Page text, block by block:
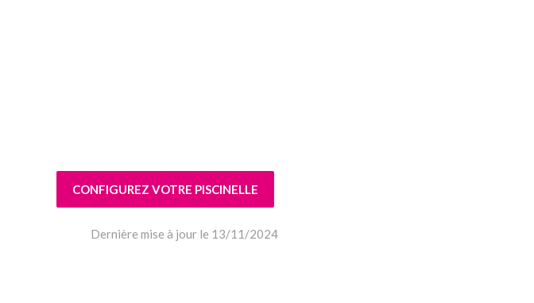
CONFIGUREZ VOTRE PISCINELLE
Dernière mise à jour le 13/11/2024